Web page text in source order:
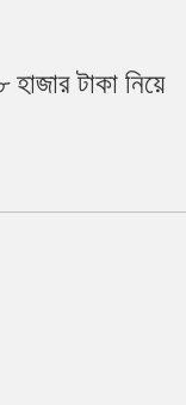
টাকা নিয়ে